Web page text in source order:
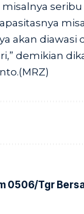
akan diawasi
demikian
0506/Tgr